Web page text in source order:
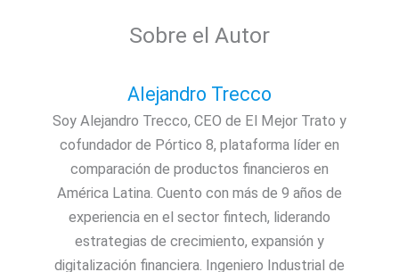
Sobre el Autor
Alejandro Trecco
Soy Alejandro Trecco, CEO de El Mejor Trato y
cofundador de Pórtico 8, plataforma líder en
comparación de productos financieros en
América Latina. Cuento con más de 9 años de
experiencia en el sector fintech, liderando
estrategias de crecimiento, expansión y
digitalización financiera. Ingeniero Industrial de